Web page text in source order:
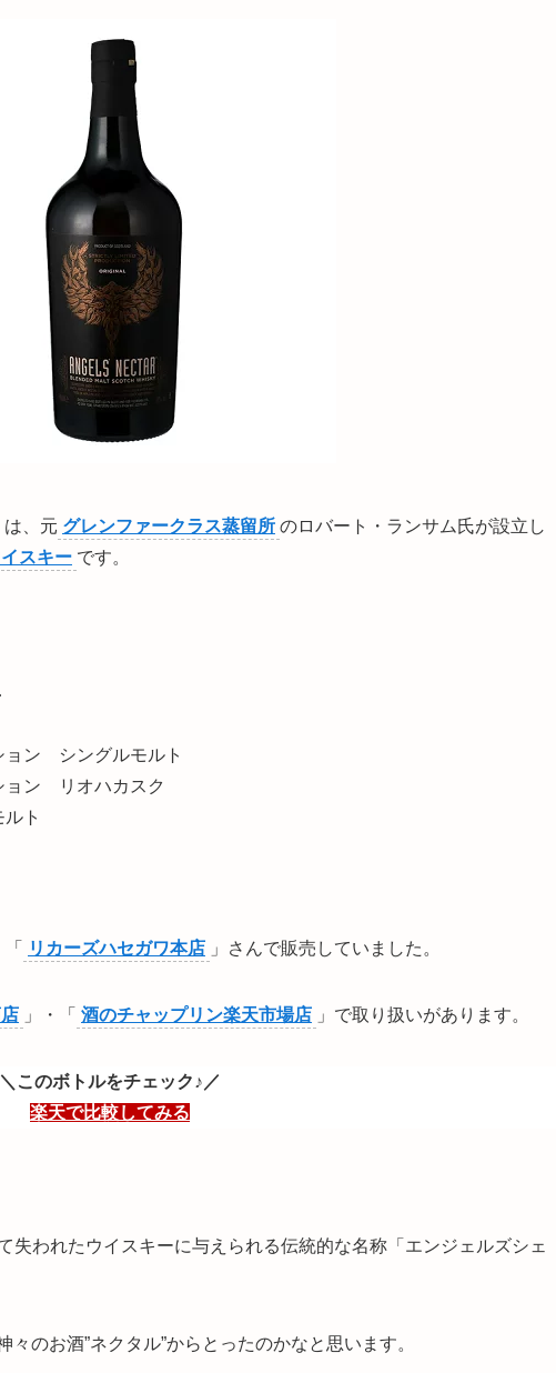
は、元 グレンファークラス蒸留所 のロバート・ランサム氏が設立し
スキー です。
ン シングルモルト
ョン リオハカスク
ト
「 リカーズハセガワ本店 」さんで販売していました。
」・「 酒のチャップリン楽天市場店 」で取り扱いがあります。
＼このボトルをチェック♪／
楽天で比較してみる
失われたウイスキーに与えられる伝統的な名称「エンジェルズシェ
のお酒”ネクタル”からとったのかなと思います。